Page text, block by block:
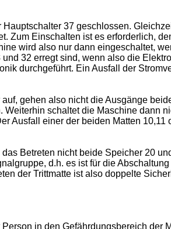
37 geschlossen.
Zum Einschalten ist es erforderlich,
wird also nur dann eingeschaltet,
32 erregt sind, wenn also die
durchgeführt. Ein Ausfall der
gehen also nicht die Ausgänge
schaltet die Maschine dann
Ausfall einer der beiden Matten
Betreten nicht beide Speicher 20
d.h. es ist für die
der Trittmatte ist also doppelte
in den Gefährdungsbereich der